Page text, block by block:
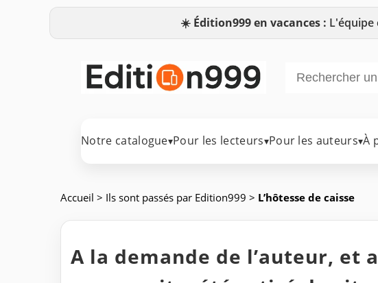
☀️ Édition999 en vacances : L'équipe
Notre catalogue▾Pour les lecteurs▾Pour les auteurs▾À
Accueil > Ils sont passés par Edition999 > L’hôtesse de caisse
A la demande de l’auteur, et